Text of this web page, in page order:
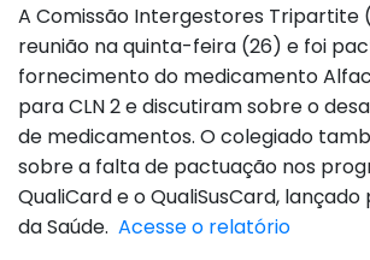
A Comissão Intergestores Tripartite
reunião na quinta-feira (26) e foi
fornecimento do medicamento
para CLN 2 e discutiram sobre o
de medicamentos. O colegiado
sobre a falta de pactuação nos
QualiCard e o QualiSusCard,
da Saúde. Acesse o relatório